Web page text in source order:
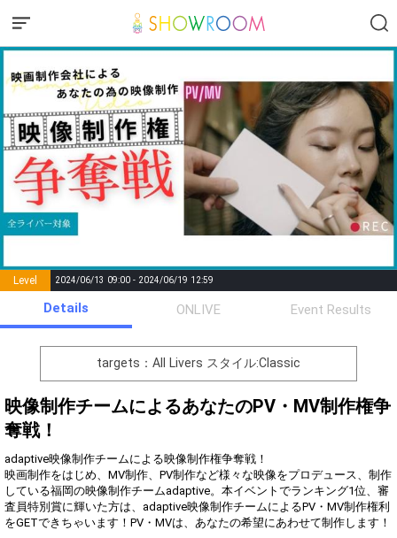
Level 2024/06/13 09:00 - 2024/06/19 12:59
Points List of Goal
number of
positions
Rema
0 Event Begins!
オリジナルアバター制作権獲
得！
Gifting
Throw gifts to the stage and join
the live performance.
First, try throwing free Stars
(once a day)! You can also charge
Show Gold to purchase gifts
You can post comments. Please
refrain from posting comments
that may offend performers or
other users.
Details ONLIVE Event Results
targets：All Livers スタイル:Classic
映像制作チームによるあなたのPV・MV制作権争
奪戦！
adaptive映像制作チームによる映像制作権争奪戦！
映画制作をはじめ、MV制作、PV制作など様々な映像をプロデュース、制作
している福岡の映像制作チームadaptive。本イベントでランキング1位、審
査員特別賞に輝いた方は、adaptive映像制作チームによるPV・MV制作権利
をGETできちゃいます！PV・MVは、あなたの希望にあわせて制作します！